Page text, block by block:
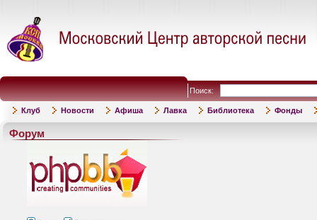
Поиск:
Клуб Новости Афиша Лавка Библиотека Фонды
Форум